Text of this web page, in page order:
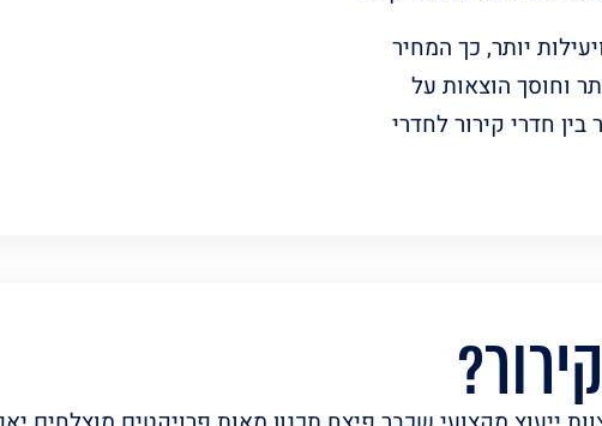
יותר, כך המחיר
וחוסך הוצאות על
חדרי קירור לחדרי